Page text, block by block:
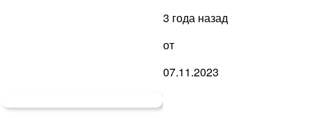
3 года назад
от
07.11.2023